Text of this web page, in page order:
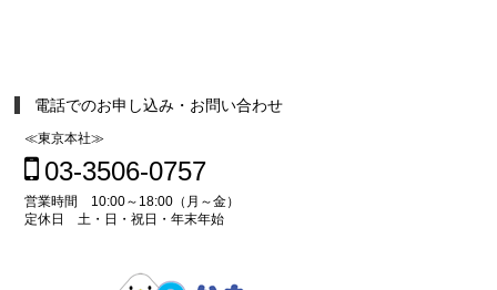
電話でのお申し込み・お問い合わせ
≪東京本社≫
03-3506-0757
営業時間 10:00～18:00（月～金）
定休日 土・日・祝日・年末年始